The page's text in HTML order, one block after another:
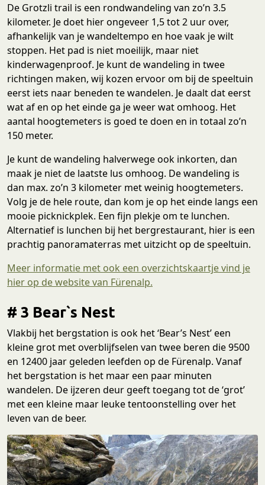
De Grotzli trail is een rondwandeling van zo’n 3.5
kilometer. Je doet hier ongeveer 1,5 tot 2 uur over,
afhankelijk van je wandeltempo en hoe vaak je wilt
stoppen. Het pad is niet moeilijk, maar niet
kinderwagenproof. Je kunt de wandeling in twee
richtingen maken, wij kozen ervoor om bij de speeltuin
eerst iets naar beneden te wandelen. Je daalt dat eerst
wat af en op het einde ga je weer wat omhoog. Het
aantal hoogtemeters is goed te doen en in totaal zo’n
150 meter.
Je kunt de wandeling halverwege ook inkorten, dan
maak je niet de laatste lus omhoog. De wandeling is
dan max. zo’n 3 kilometer met weinig hoogtemeters.
Volg je de hele route, dan kom je op het einde langs een
mooie picknickplek. Een fijn plekje om te lunchen.
Alternatief is lunchen bij het bergrestaurant, hier is een
prachtig panoramaterras met uitzicht op de speeltuin.
Meer informatie met ook een overzichtskaartje vind je
hier op de website van Fürenalp.
# 3 Bear`s Nest
Vlakbij het bergstation is ook het ‘Bear’s Nest’ een
kleine grot met overblijfselen van twee beren die 9500
en 12400 jaar geleden leefden op de Fürenalp. Vanaf
het bergstation is het maar een paar minuten
wandelen. De ijzeren deur geeft toegang tot de ‘grot’
met een kleine maar leuke tentoonstelling over het
leven van de beer.